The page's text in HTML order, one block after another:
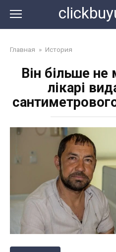
контенту
Главная » История
Він більше не
лікарі